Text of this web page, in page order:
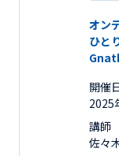
オン
ひと
開催
2025
講師
佐々